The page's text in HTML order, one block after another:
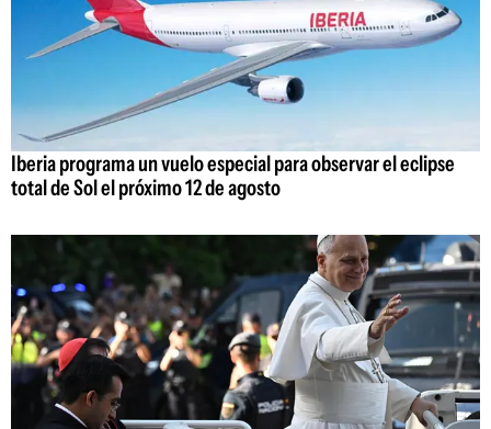
Iberia programa un vuelo especial para observar el eclipse
total de Sol el próximo 12 de agosto